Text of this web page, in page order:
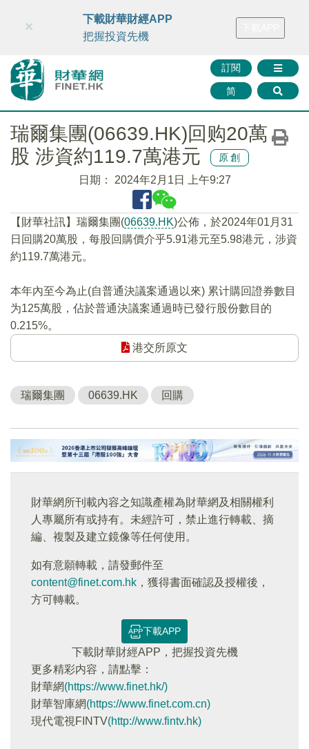
財華智庫網 FINTV FINMETA 財華證券 媒體矩陣
訂閱
简
×
下載財華財經APP
把握投資先機
瑞爾集團(06639.HK)回购20萬
股 涉資約119.7萬港元
原創
日期： 2024年2月1日 上午9:27
【財華社訊】瑞爾集團(06639.HK)公佈，於2024年01月31
日回購20萬股，每股回購價介乎5.91港元至5.98港元，涉資
約119.7萬港元。
本年內至今為止(自普通決議案通過以來) 累计購回證券數目
为125萬股，佔於普通決議案通過時已發行股份數目的
0.215%。
港交所原文
瑞爾集團 06639.HK 回購
財華網所刊載內容之知識產權為財華網及相關權利
人專屬所有或持有。未經許可，禁止進行轉載、摘
編、複製及建立鏡像等任何使用。
如有意願轉載，請發郵件至
content@finet.com.hk ，獲得書面確認及授權後，
方可轉載。
下載APP
下載財華財經APP，把握投資先機
更多精彩内容，請點擊：
財華網(https://www.finet.hk/)
財華智庫網(https://www.finet.com.cn)
現代電視FINTV(http://www.fintv.hk)